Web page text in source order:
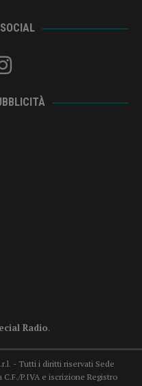
Radio.
- Tutti i diritti riservati Sede
C.F./P.IVA e iscrizione Registro